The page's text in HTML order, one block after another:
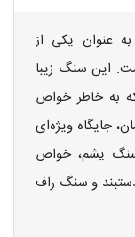
عنوان یکی از
این سنگ زیبا
به خاطر خواص
جایگاه ویژه‌ای
سنگ یشم، خواص
و سنگ راف